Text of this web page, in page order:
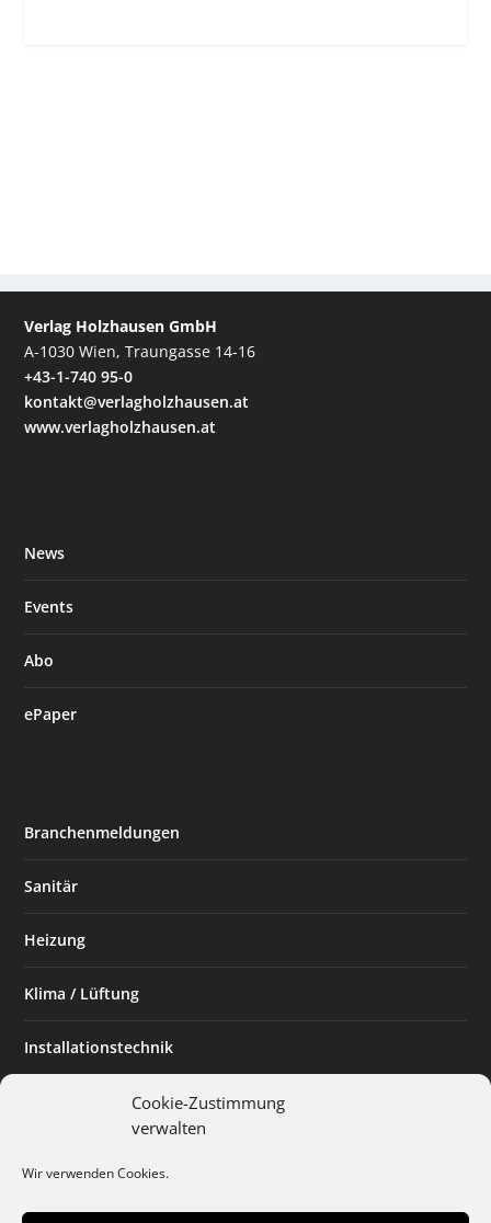
Cookie-Zustimmung
verwalten
Wir verwenden Cookies.
Verlag Holzhausen GmbH
A-1030 Wien, Traungasse 14-16
+43-1-740 95-0
kontakt@verlagholzhausen.at
www.verlagholzhausen.at
News
Events
Abo
ePaper
Branchenmeldungen
Sanitär
Heizung
Klima / Lüftung
Installationstechnik
Planen & Bauen
Installateur des Monats